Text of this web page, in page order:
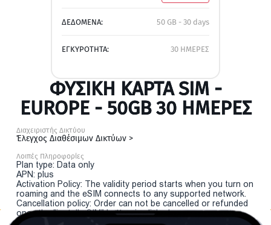
ΔΕΔΟΜΕΝΑ: 50 GB - 30 days
ΕΓΚΥΡΟΤΗΤΑ: 30 ΗΜΕΡΕΣ
ΦΥΣΙΚΉ ΚΆΡΤΑ SIM -
EUROPE - 50GB 30 ΗΜΕΡΕΣ
Διαχειριστής Δικτύου
Έλεγχος Διαθέσιμων Δικτύων >
Λοιπές Πληροφορίες
Plan type: Data only
APN: plus
Activation Policy: The validity period starts when you turn on
roaming and the eSIM connects to any supported network.
Cancellation policy: Order can not be cancelled or refunded
once the "install eSIM" button is clicked.